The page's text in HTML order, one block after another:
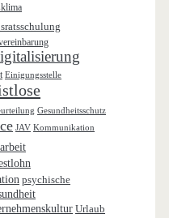
Einigungsstelle
Gesundheitsschutz
JAV Kommunikation
psychische
Urlaub